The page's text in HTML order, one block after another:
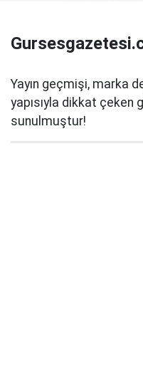
Yayın geçmişi, marka
yapısıyla dikkat
sunulmuştur!